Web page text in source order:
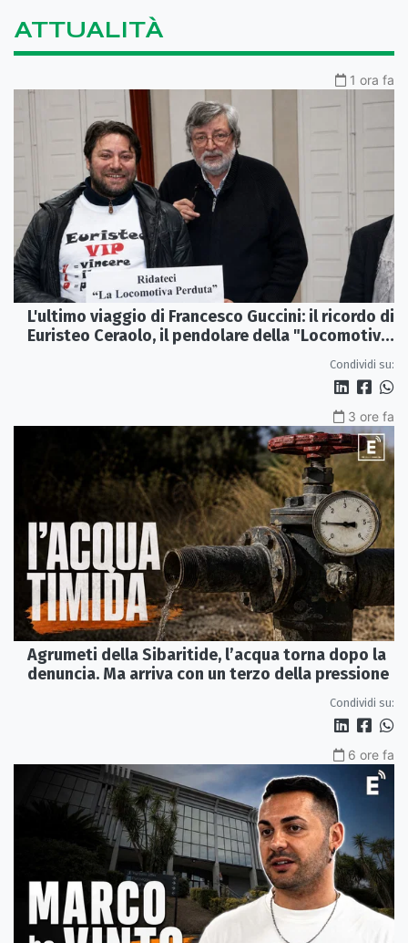
ATTUALITÀ
1 ora fa
L'ultimo viaggio di Francesco Guccini: il ricordo di
Euristeo Ceraolo, il pendolare della "Locomotiva
Condividi su:
3 ore fa
Agrumeti della Sibaritide, l’acqua torna dopo la
denuncia. Ma arriva con un terzo della pressione
Condividi su:
6 ore fa